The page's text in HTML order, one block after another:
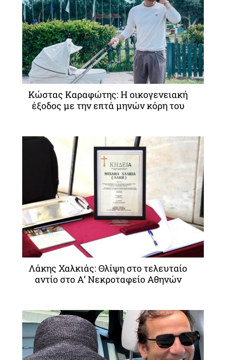
Κώστας Καραφώτης: Η οικογενειακή
έξοδος με την επτά μηνών κόρη του
Λάκης Χαλκιάς: Θλίψη στο τελευταίο
αντίο στο Α’ Νεκροταφείο Αθηνών